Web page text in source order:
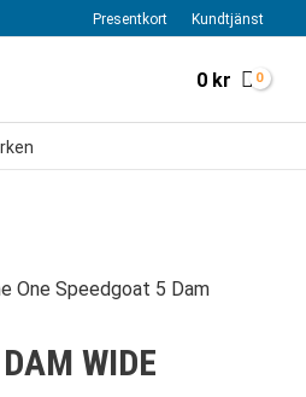
Presentkort Kundtjänst
0 kr
One Speedgoat 5 Dam
WIDE